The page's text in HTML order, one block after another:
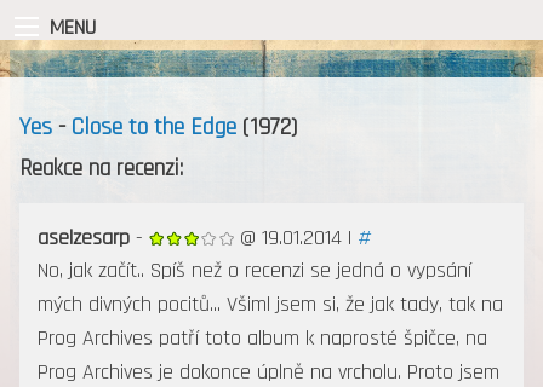
MENU
Yes-Close to the Edge(1972)
Reakce na recenzi:
aselzesarp- @ 19.01.2014 | #
No, jak začít.. Spíš než o recenzi se jedná o vypsání
mých divných pocitů... Všiml jsem si, že jak tady, tak na
Prog Archives patří toto album k naprosté špičce, na
Prog Archives je dokonce úplně na vrcholu. Proto jsem